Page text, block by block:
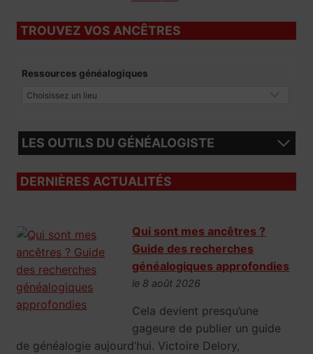
TROUVEZ VOS ANCÊTRES
Ressources généalogiques
LES OUTILS DU GÉNÉALOGISTE
DERNIÈRES ACTUALITÉS
Qui sont mes ancêtres ?
Guide des recherches
généalogiques approfondies
le 8 août 2026
Cela devient presqu’une
gageure de publier un guide
de généalogie aujourd’hui. Victoire Delory,